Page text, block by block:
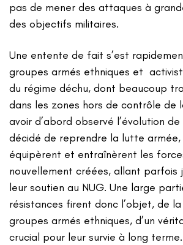
pas de mener des attaques à
des objectifs militaires.
Une entente de fait s’est
groupes armés ethniques et
du régime déchu, dont beaucoup
dans les zones hors de contrôle de
avoir d’abord observé l’évolution
décidé de reprendre la lutte
équipèrent et entraînèrent les
nouvellement créées, allant parfois
leur soutien au NUG. Une large
résistances firent donc l’objet, de
groupes armés ethniques, d’un
crucial pour leur survie à long